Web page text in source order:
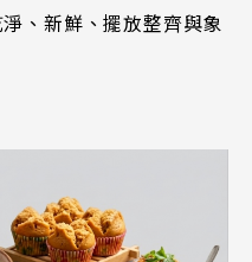
、新鮮、擺放整齊與象